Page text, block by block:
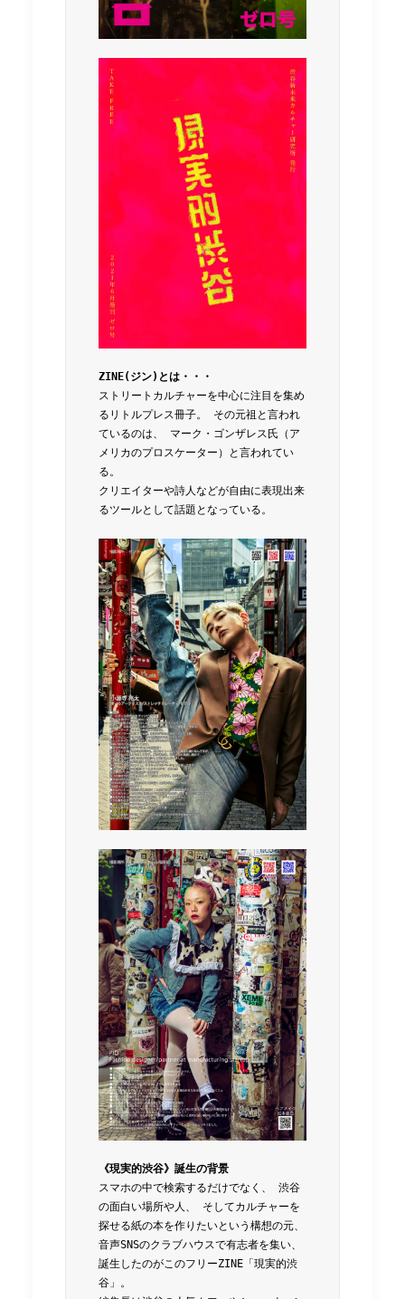
ZINE(ジン)とは・・・
ストリートカルチャーを中心に注目を集め
るリトルプレス冊子。 その元祖と言われ
ているのは、 マーク・ゴンザレス氏（ア
メリカのプロスケーター）と言われてい
る。
クリエイターや詩人などが自由に表現出来
るツールとして話題となっている。
《現実的渋谷》誕生の背景
スマホの中で検索するだけでなく、 渋谷
の面白い場所や人、 そしてカルチャーを
探せる紙の本を作りたいという構想の元、
音声SNSのクラブハウスで有志者を集い、
誕生したのがこのフリーZINE「現実的渋
谷」。